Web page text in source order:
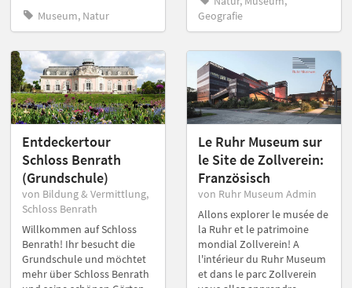
Museum, Natur
Geografie
Entdeckertour
Schloss Benrath
(Grundschule)
von Bildung & Vermittlung,
Schloss Benrath
Willkommen auf Schloss
Benrath! Ihr besucht die
Grundschule und möchtet
mehr über Schloss Benrath
Le Ruhr Museum sur
le Site de Zollverein:
Französisch
von Ruhr Museum Admin
Allons explorer le musée de
la Ruhr et le patrimoine
mondial Zollverein! A
l'intérieur du Ruhr Museum
et dans le parc Zollverein